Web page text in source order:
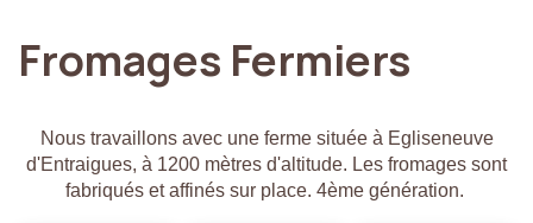
Fromages Fermiers
Nous travaillons avec une ferme située à Egliseneuve
d'Entraigues, à 1200 mètres d'altitude. Les fromages sont
fabriqués et affinés sur place. 4ème génération.